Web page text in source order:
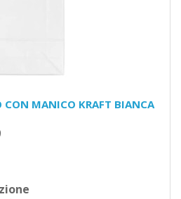
CON MANICO KRAFT BIANCA